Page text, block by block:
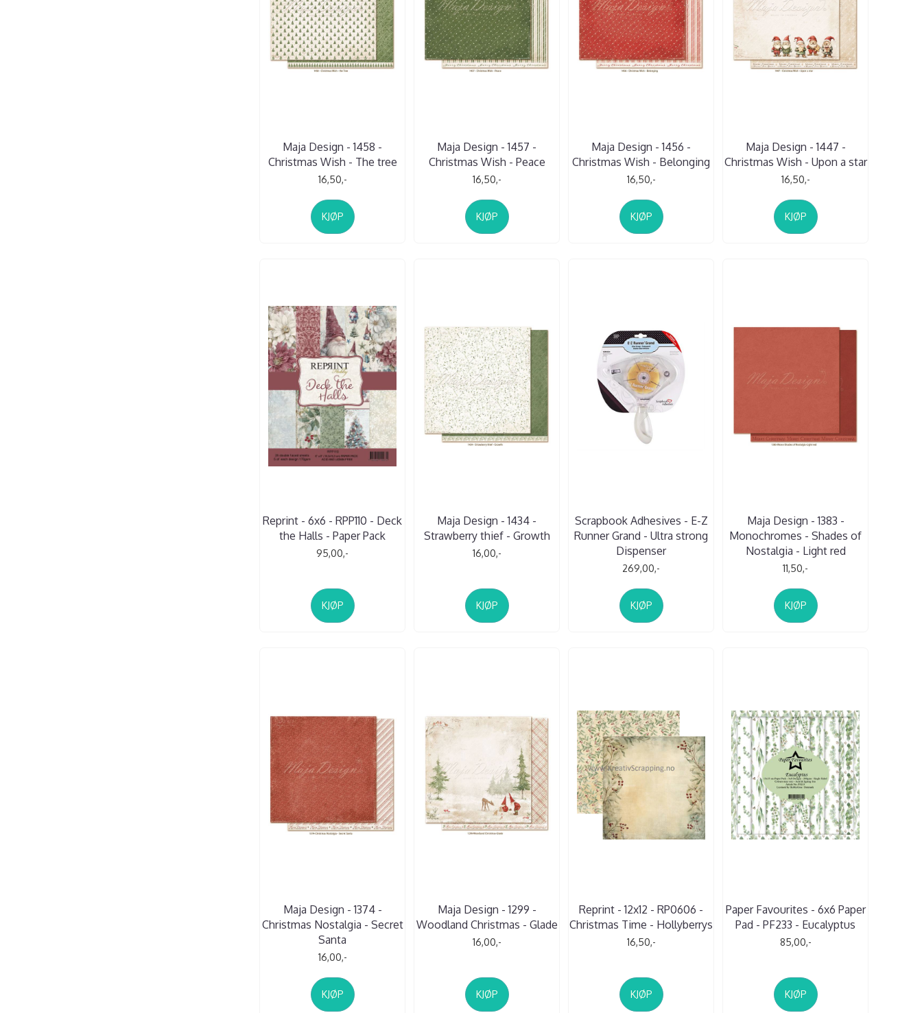
Maja Design - 1458 -
Christmas Wish - The tree
16,50,-
KJØP
Maja Design - 1457 -
Christmas Wish - Peace
16,50,-
KJØP
Maja Design - 1456 -
Christmas Wish - Belonging
16,50,-
KJØP
Maja Design - 1447 -
Christmas Wish - Upon a star
16,50,-
KJØP
Reprint - 6x6 - RPP110 - Deck
the Halls - Paper Pack
95,00,-
KJØP
Maja Design - 1434 -
Strawberry thief - Growth
16,00,-
KJØP
Scrapbook Adhesives - E-Z
Runner Grand - Ultra strong
Dispenser
269,00,-
KJØP
Maja Design - 1383 -
Monochromes - Shades of
Nostalgia - Light red
11,50,-
KJØP
Maja Design - 1374 -
Christmas Nostalgia - Secret
Santa
16,00,-
KJØP
Maja Design - 1299 -
Woodland Christmas - Glade
16,00,-
KJØP
Reprint - 12x12 - RP0606 -
Christmas Time - Hollyberrys
16,50,-
KJØP
Paper Favourites - 6x6 Paper
Pad - PF233 - Eucalyptus
85,00,-
KJØP